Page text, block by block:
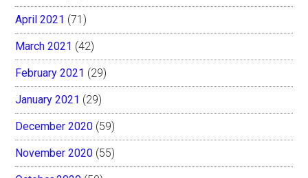
April 2021 (71)
March 2021 (42)
February 2021 (29)
January 2021 (29)
December 2020 (59)
November 2020 (55)